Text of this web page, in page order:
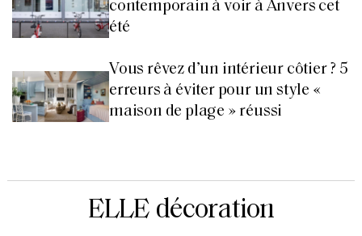
contemporain à voir à Anvers cet
été
Vous rêvez d’un intérieur côtier ? 5
erreurs à éviter pour un style «
maison de plage » réussi
ELLE décoration